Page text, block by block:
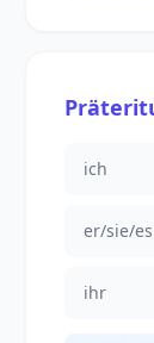
ich
er/sie/es
ihr